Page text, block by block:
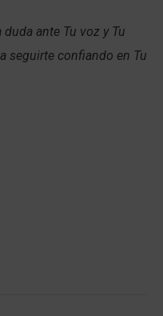
ante Tu voz y Tu
seguirte confiando en Tu